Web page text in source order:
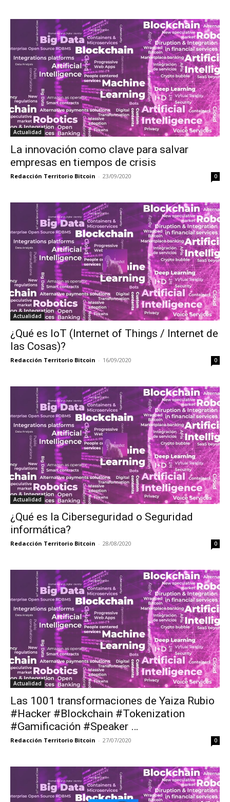
Actualidad
La innovación como clave para salvar
empresas en tiempos de crisis
Redacción Territorio Bitcoin - 23/09/2020 0
Actualidad
¿Qué es IoT (Internet of Things / Internet de
las Cosas)?
Redacción Territorio Bitcoin - 16/09/2020 0
Actualidad
¿Qué es la Ciberseguridad o Seguridad
informática?
Redacción Territorio Bitcoin - 28/08/2020 0
Actualidad
Las 1001 transformaciones de Yaiza Rubio
#Hacker #Blockchain #Tokenization
#Gamificación #Speaker …
Redacción Territorio Bitcoin - 27/07/2020 0